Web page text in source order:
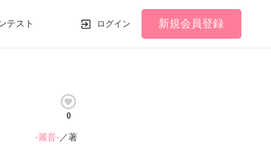
テスト ログイン 新規会員登録
0
-麗音-／著